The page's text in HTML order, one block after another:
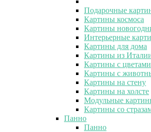
Подарочные
Картины космоса
Картины
Интерьерные
Картины для дома
Картины из
Картины с цветами
Картины с
Картины на стену
Картины на холсте
Модульные
Картины со
Панно
Панно